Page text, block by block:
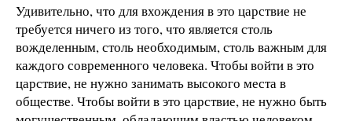
Удивительно, что для вхождения в это царствие не
требуется ничего из того, что является столь
вожделенным, столь необходимым, столь важным для
каждого современного человека. Чтобы войти в это
царствие, не нужно занимать высокого места в
обществе. Чтобы войти в это царствие, не нужно быть